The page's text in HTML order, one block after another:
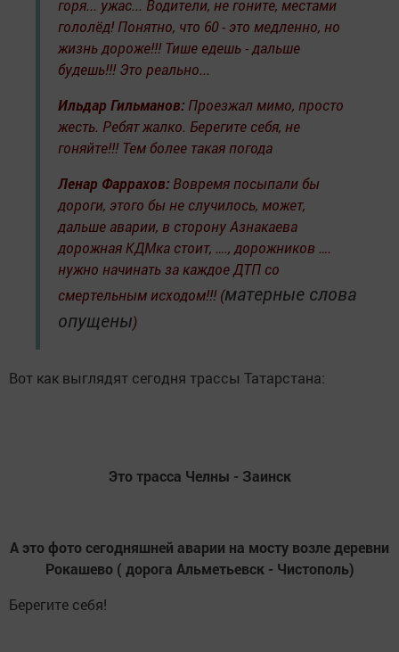
горя... ужас... Водители, не гоните, местами
гололёд! Понятно, что 60 - это медленно, но
жизнь дороже!!! Тише едешь - дальше
будешь!!! Это реально...
Ильдар Гильманов: Проезжал мимо, просто
жесть. Ребят жалко. Берегите себя, не
гоняйте!!! Тем более такая погода
Ленар Фаррахов: Вовремя посыпали бы
дороги, этого бы не случилось, может,
дальше аварии, в сторону Азнакаева
дорожная КДМка стоит, …., дорожников ….
нужно начинать за каждое ДТП со
смертельным исходом!!! (матерные слова
опущены)
Вот как выглядят сегодня трассы Татарстана:
Это трасса Челны - Заинск
А это фото сегодняшней аварии на мосту возле деревни
Рокашево ( дорога Альметьевск - Чистополь)
Берегите себя!